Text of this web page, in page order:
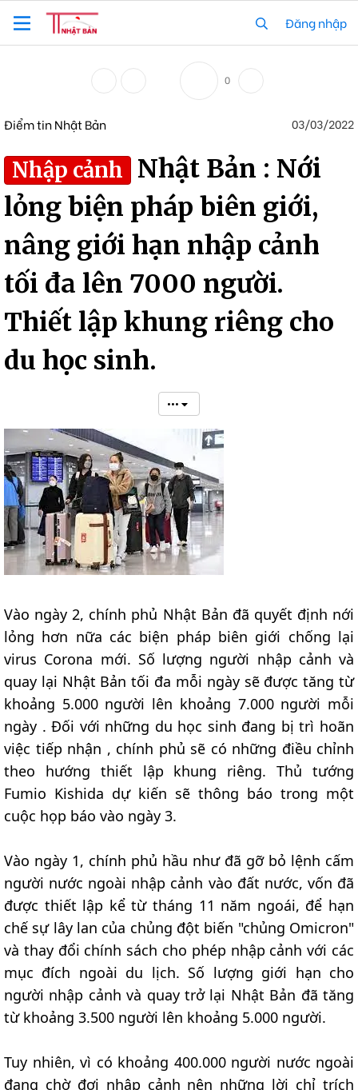
Đăng nhập
0
Điểm tin Nhật Bản 03/03/2022
Nhập cảnh
Nhật Bản : Nới
lỏng biện pháp biên giới,
nâng giới hạn nhập cảnh
tối đa lên 7000 người.
Thiết lập khung riêng cho
du học sinh.
•••
Vào ngày 2, chính phủ Nhật Bản đã quyết định nới
lỏng hơn nữa các biện pháp biên giới chống lại
virus Corona mới. Số lượng người nhập cảnh và
quay lại Nhật Bản tối đa mỗi ngày sẽ được tăng từ
khoảng 5.000 người lên khoảng 7.000 người mỗi
ngày . Đối với những du học sinh đang bị trì hoãn
việc tiếp nhận , chính phủ sẽ có những điều chỉnh
theo hướng thiết lập khung riêng. Thủ tướng
Fumio Kishida dự kiến sẽ thông báo trong một
cuộc họp báo vào ngày 3.
Vào ngày 1, chính phủ hầu như đã gỡ bỏ lệnh cấm
người nước ngoài nhập cảnh vào đất nước, vốn đã
được thiết lập kể từ tháng 11 năm ngoái, để hạn
chế sự lây lan của chủng đột biến "chủng Omicron"
và thay đổi chính sách cho phép nhập cảnh với các
mục đích ngoài du lịch. Số lượng giới hạn cho
người nhập cảnh và quay trở lại Nhật Bản đã tăng
từ khoảng 3.500 người lên khoảng 5.000 người.
Tuy nhiên, vì có khoảng 400.000 người nước ngoài
đang chờ đợi nhập cảnh nên những lời chỉ trích